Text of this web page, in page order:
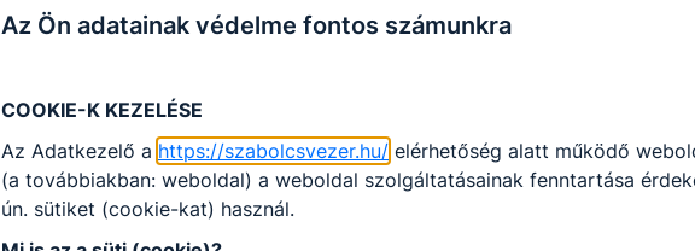
Az Ön adatainak védelme fontos számunkra
COOKIE-K KEZELÉSE
Az Adatkezelő a https://szabolcsvezer.hu/ elérhetőség alatt működő
(a továbbiakban: weboldal) a weboldal szolgáltatásainak fenntartása
ún. sütiket (cookie-kat) használ.